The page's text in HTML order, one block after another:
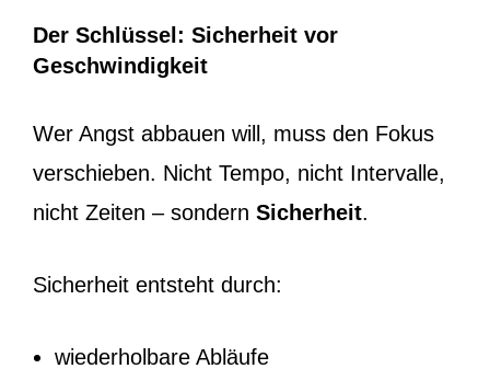
Der Schlüssel: Sicherheit vor
Geschwindigkeit
Wer Angst abbauen will, muss den Fokus
verschieben. Nicht Tempo, nicht Intervalle,
nicht Zeiten – sondern Sicherheit.
Sicherheit entsteht durch:
wiederholbare Abläufe